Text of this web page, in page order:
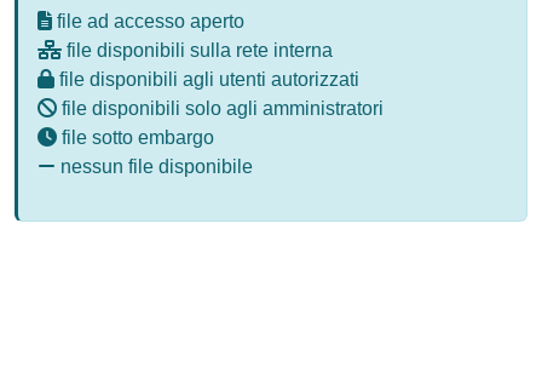
file ad accesso aperto
file disponibili sulla rete interna
file disponibili agli utenti autorizzati
file disponibili solo agli amministratori
file sotto embargo
nessun file disponibile